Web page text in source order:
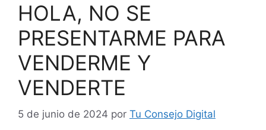
HOLA, NO SE
PRESENTARME PARA
VENDERME Y
VENDERTE
5 de junio de 2024 por Tu Consejo Digital